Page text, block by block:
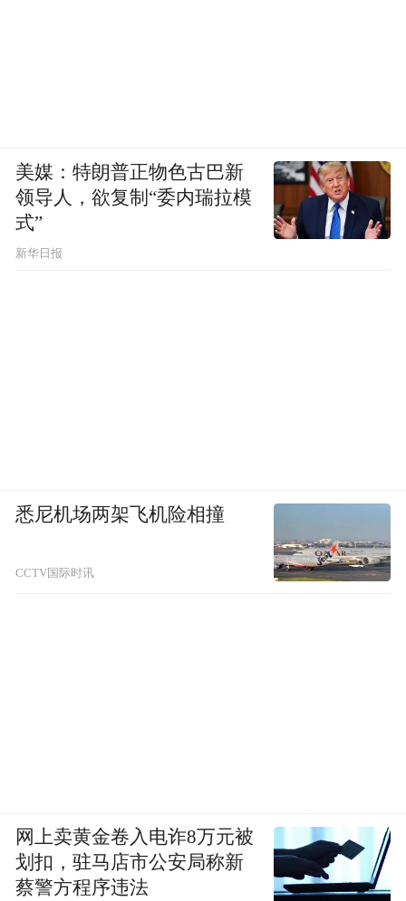
美媒：特朗普正物色古巴新
领导人，欲复制“委内瑞拉模
式”
新华日报
悉尼机场两架飞机险相撞
CCTV国际时讯
网上卖黄金卷入电诈8万元被
划扣，驻马店市公安局称新
蔡警方程序违法